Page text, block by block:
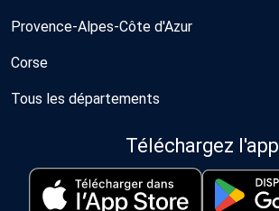
Provence-Alpes-Côte d'Azur
Corse
Tous les départements
Téléchargez l'app